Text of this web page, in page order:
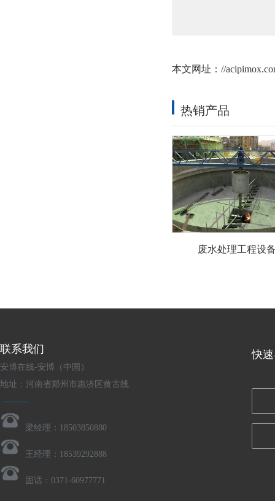
本文网址： //
热销产品
废水处理工程设
联系我们
安博在线-安博（中国）
地址：河南省郑州市惠济区黄古线
梁经理：18503850880
王经理：18539292888
固话：0371-60977771
快